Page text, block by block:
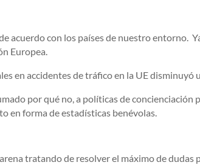
acuerdo con los países de nuestro entorno.
Europea.
en accidentes de tráfico en la UE disminuyó
por qué no, a políticas de
en forma de estadísticas benévolas.
tratando de resolver el máximo de dudas